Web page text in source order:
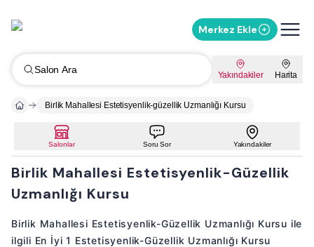
Merkez Ekle
Salon Ara Yakındakiler Harita
Birlik Mahallesi Estetisyenlik-güzellik Uzmanlığı Kursu
Salonlar Soru Sor Yakındakiler
Birlik Mahallesi Estetisyenlik-Güzellik
Uzmanlığı Kursu
Birlik Mahallesi Estetisyenlik-Güzellik Uzmanlığı Kursu ile
ilgili En İyi 1 Estetisyenlik-Güzellik Uzmanlığı Kursu